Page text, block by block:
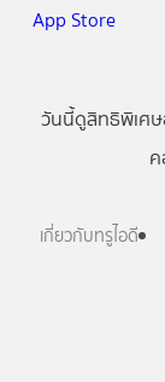
วันนี้ดูสิทธิพิเศษ
เกี่ยวกับทรูไอดี